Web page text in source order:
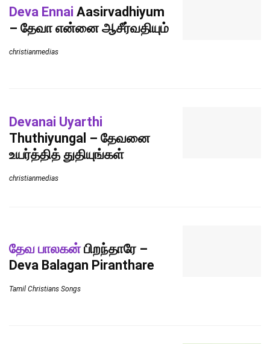
Deva Ennai Aasirvadhiyum
– தேவா என்னை ஆசீர்வதியும்
christianmedias
Devanai Uyarthi
Thuthiyungal – தேவனை
உயர்த்தித் துதியுங்கள்
christianmedias
தேவ பாலகன்பிறந்தாரே –
Deva Balagan Piranthare
Tamil Christians Songs